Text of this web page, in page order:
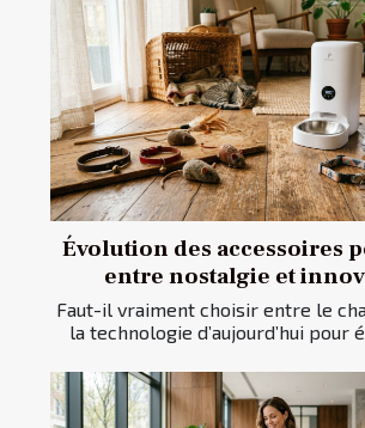
Évolution des accessoires
entre nostalgie et
Faut-il vraiment choisir entre le
la technologie d’aujourd’hui pour